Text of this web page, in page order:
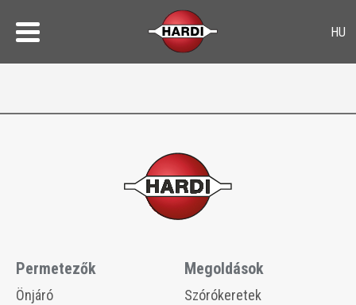
Permetezők
​​Önjáró
Megoldások
​​Szórókeretek